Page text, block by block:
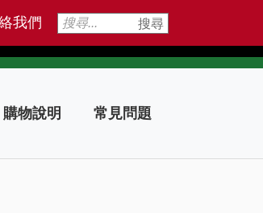
我們 搜尋
購物說明 常見問題